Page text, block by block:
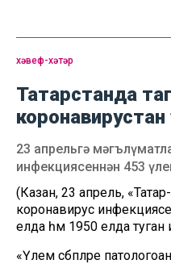
хәвеф-хәтәр
Татарстанда
коронавирустан
23 апрельгә
инфекциясеннән 453
(Казан, 23 апрель,
коронавирус
елда һәм 1950 елда туган
«Үлем сәбәпләре